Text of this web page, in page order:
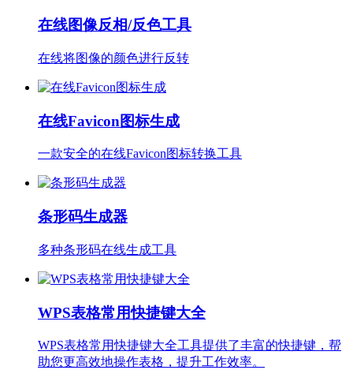
在线图像反相/反色工具
在线将图像的颜色进行反转
在线Favicon图标生成
一款安全的在线Favicon图标转换工具
条形码生成器
多种条形码在线生成工具
WPS表格常用快捷键大全
WPS表格常用快捷键大全工具提供了丰富的快捷键，帮
助您更高效地操作表格，提升工作效率。